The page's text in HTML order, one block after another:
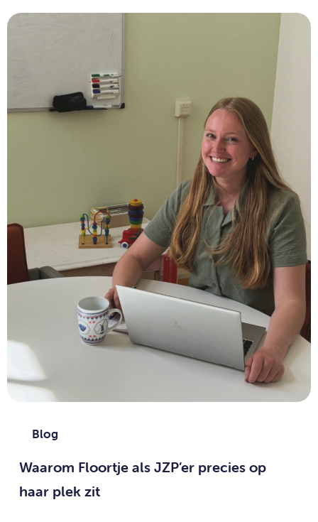
Blog
Waarom Floortje als JZP’er precies op
haar plek zit